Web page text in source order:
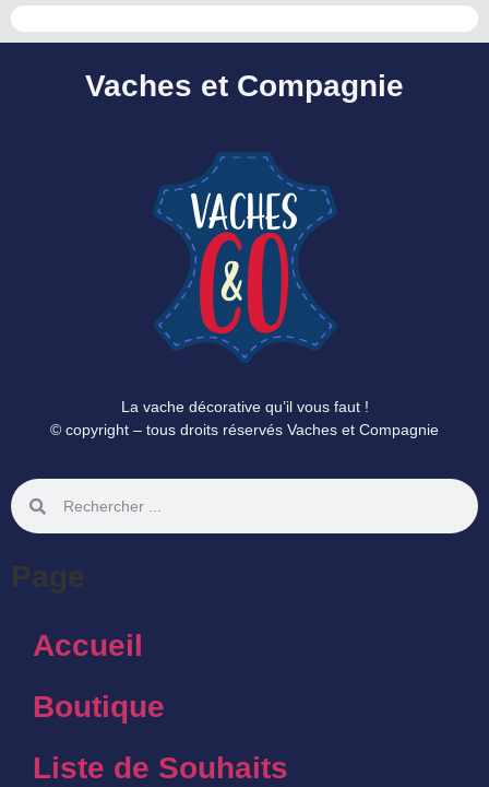
Vaches et Compagnie
La vache décorative qu’il vous faut !
© copyright – tous droits réservés Vaches et Compagnie
Page
Accueil
Boutique
Liste de Souhaits